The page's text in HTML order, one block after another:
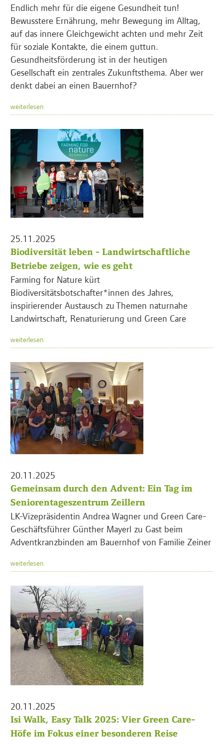
Endlich mehr für die eigene Gesundheit tun!
Bewusstere Ernährung, mehr Bewegung im Alltag,
auf das innere Gleichgewicht achten und mehr Zeit
für soziale Kontakte, die einem guttun.
Gesundheitsförderung ist in der heutigen
Gesellschaft ein zentrales Zukunftsthema. Aber wer
denkt dabei an einen Bauernhof?
weiterlesen
25.11.2025
Biodiversität leben - Landwirtschaftliche
Betriebe zeigen, wie es geht
Farming for Nature kürt
Biodiversitätsbotschafter*innen des Jahres,
inspirierender Austausch zu Themen naturnahe
Landwirtschaft, Renaturierung und Green Care
weiterlesen
20.11.2025
Gemeinsam durch den Advent: Ein Tag im
Seniorentageszentrum Zeillern
LK-Vizepräsidentin Andrea Wagner und Green Care-
Geschäftsführer Günther Mayerl zu Gast beim
Adventkranzbinden am Bauernhof von Familie Zeiner
weiterlesen
20.11.2025
Isi Walk, Easy Talk 2025: Vier Green Care-
Höfe im Fokus einer besonderen Reise